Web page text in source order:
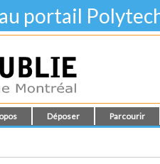
portail
Déposer Parcourir